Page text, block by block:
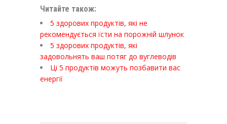
Читайте також:
5 здорових продуктів, які не
рекомендується їсти на порожній шлунок
5 здорових продуктів, які
задовольнять ваш потяг до вуглеводів
Ці 5 продуктів можуть позбавити вас
енергії